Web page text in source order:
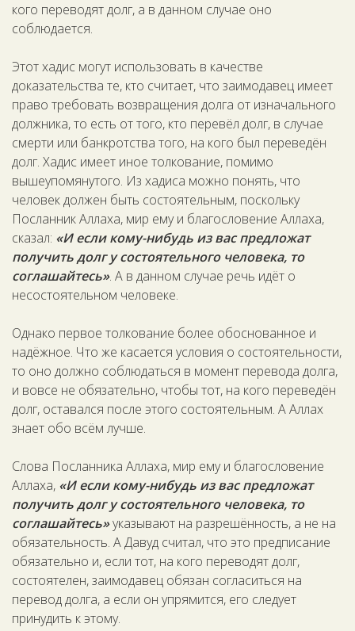
кого переводят долг, а в данном случае оно
соблюдается.
Этот хадис могут использовать в качестве
доказательства те, кто считает, что заимодавец имеет
право требовать возвращения долга от изначального
должника, то есть от того, кто перевёл долг, в случае
смерти или банкротства того, на кого был переведён
долг. Хадис имеет иное толкование, помимо
вышеупомянутого. Из хадиса можно понять, что
человек должен быть состоятельным, поскольку
Посланник Аллаха, мир ему и благословение Аллаха,
сказал: «И если кому-нибудь из вас предложат
получить долг у состоятельного человека, то
соглашайтесь». А в данном случае речь идёт о
несостоятельном человеке.
Однако первое толкование более обоснованное и
надёжное. Что же касается условия о состоятельности,
то оно должно соблюдаться в момент перевода долга,
и вовсе не обязательно, чтобы тот, на кого переведён
долг, оставался после этого состоятельным. А Аллах
знает обо всём лучше.
Слова Посланника Аллаха, мир ему и благословение
Аллаха, «И если кому-нибудь из вас предложат
получить долг у состоятельного человека, то
соглашайтесь»указывают на разрешённость, а не на
обязательность. А Давуд считал, что это предписание
обязательно и, если тот, на кого переводят долг,
состоятелен, заимодавец обязан согласиться на
перевод долга, а если он упрямится, его следует
принудить к этому.